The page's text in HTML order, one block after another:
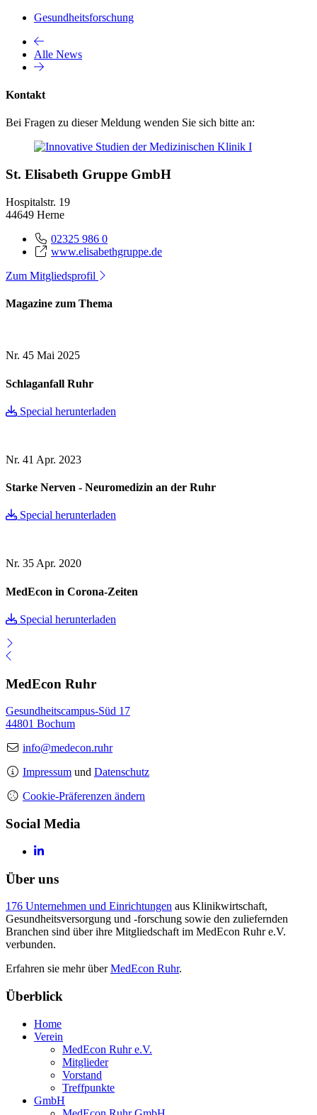
Gesundheitsforschung
Alle News
Kontakt
Bei Fragen zu dieser Meldung wenden Sie sich bitte an:
St. Elisabeth Gruppe GmbH
Hospitalstr. 19
44649 Herne
02325 986 0
www.elisabethgruppe.de
Zum Mitgliedsprofil
Magazine zum Thema
Nr. 45 Mai 2025
Schlaganfall Ruhr
Special herunterladen
Nr. 41 Apr. 2023
Starke Nerven - Neuromedizin an der Ruhr
Special herunterladen
Nr. 35Apr. 2020
MedEcon in Corona-Zeiten
Special herunterladen
MedEcon Ruhr
Gesundheitscampus-Süd 17
44801 Bochum
info@medecon.ruhr
Impressum und Datenschutz
Cookie-Präferenzen ändern
Social Media
Über uns
176 Unternehmen und Einrichtungen aus Klinikwirtschaft,
Gesundheitsversorgung und -forschung sowie den zuliefernden
Branchen sind über ihre Mitgliedschaft im MedEcon Ruhr e.V.
verbunden.
Erfahren sie mehr überMedEcon Ruhr.
Überblick
Home
Verein
MedEcon Ruhr e.V.
Mitglieder
Vorstand
Treffpunkte
GmbH